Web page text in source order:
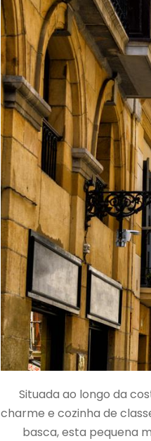
Situada ao longo da
charme e cozinha de
basca, esta pequena